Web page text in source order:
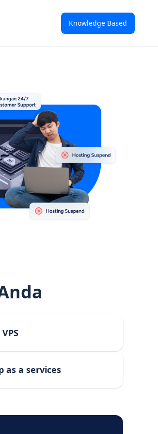
Knowledge Based
as a services